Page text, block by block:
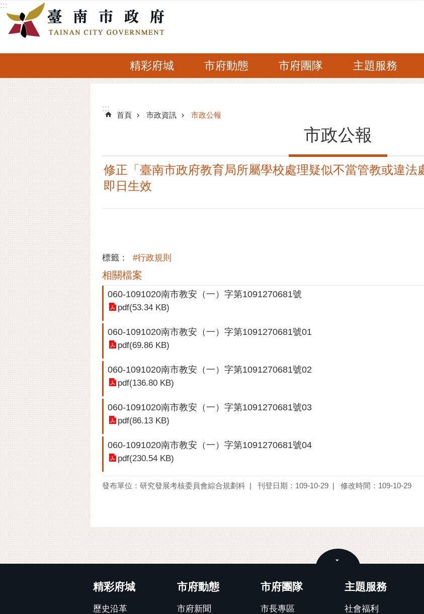
跳到主要內容區塊
:::
精彩府城 市府動態 市府團隊 主題服務
:::
:::
首頁 市政資訊 市政公報
市政公報
修正「臺南市政府教育局所屬學校處理疑似不當管教或違法
即日生效
標籤： #行政規則
相關檔案
060-1091020南市教安（一）字第1091270681號
pdf(53.34 KB)
060-1091020南市教安（一）字第1091270681號01
pdf(69.86 KB)
060-1091020南市教安（一）字第1091270681號02
pdf(136.80 KB)
060-1091020南市教安（一）字第1091270681號03
pdf(86.13 KB)
060-1091020南市教安（一）字第1091270681號04
pdf(230.54 KB)
發布單位：研究發展考核委員會綜合規劃科 刊登日期：109-10-29 修改時間：109-10-29
精彩府城
歷史沿革
市府動態
市府新聞
市府團隊
市長專區
主題服務
社會福利